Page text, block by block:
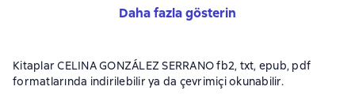
Daha fazla gösterin
Kitaplar CELINA GONZÁLEZ SERRANO fb2, txt, epub, pdf
formatlarında indirilebilir ya da çevrimiçi okunabilir.